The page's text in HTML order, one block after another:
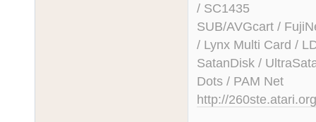
/ SC1435
SUB/AVGcart /
/ Lynx Multi Card /
SatanDisk /
Dots / PAM Net
http://260ste.atari.org